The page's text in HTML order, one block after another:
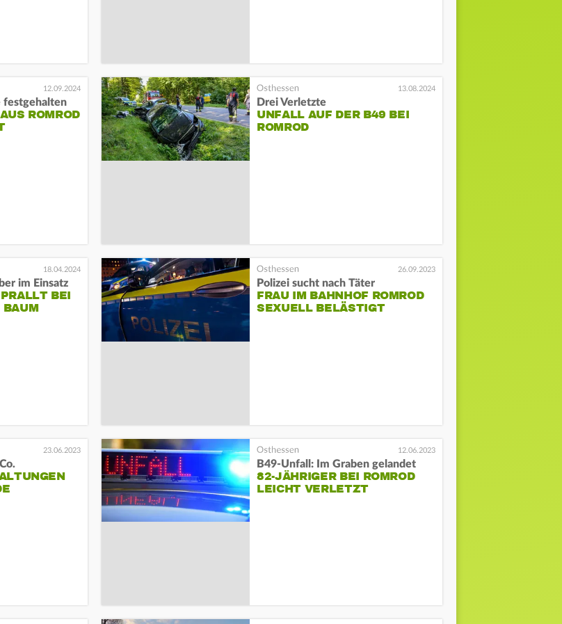
12.09.2024
festgehalten
ROMROD
13.08.2024
Drei Verletzte
UNFALL AUF DER B49 BEI
ROMROD
18.04.2024
im Einsatz
BEI
BAUM
26.09.2023
Polizei sucht nach Täter
FRAU IM BAHNHOF ROMROD
SEXUELL BELÄSTIGT
23.06.2023 12.06.2023
B49-Unfall: Im Graben gelandet
82-JÄHRIGER BEI ROMROD
LEICHT VERLETZT